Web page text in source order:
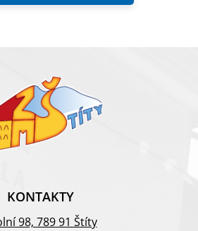
KONTAKTY
98, 789 91 Štíty